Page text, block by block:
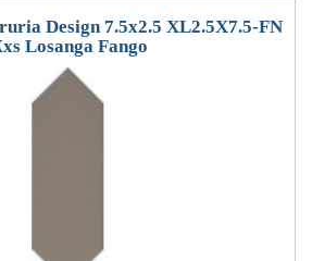
Design 7.5x2.5 XL2.5X7.5-FN
Losanga Fango